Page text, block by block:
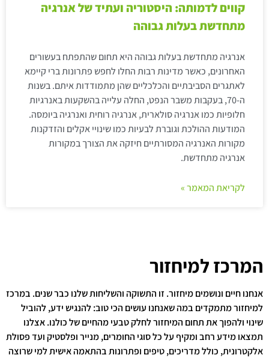
קווים לדמותה: היסטוריה ועתיד של אנרגיה
מתחדשת בעלות גבוהה
אנרגיה מתחדשת בעלות גבוהה היא תחום שהתפתח בעשורים
האחרונים, כאשר מדינות רבות החלו לחפש פתרונות ברי קיימא
לאתגרים הסביבתיים והכלכליים שהן מתמודדות איתם. בשנות
ה-70, בעקבות משבר הנפט, החלה עלייה בהשקעות באנרגיות
חלופיות כמו אנרגיה סולארית, אנרגיה רוחית ואנרגיה ביומסה.
המודעות ההולכת וגוברת לבעיות כמו שינויי אקלים והזדקנות
מקורות האנרגיה המסורתיים חיזקה את הצורך במקורות
אנרגיה מתחדשת.
לקריאת המאמר »
המרכז למיחזור
אנחנו חיים ונושמים מיחזור. זו התשוקה והשליחות שלנו כבר שנים. במרכז
למיחזור מתמקדים במה שאנחנו עושים הכי טוב: להנגיש ידע, להוביל
שינוי ולהפוך את תחום המיחזור לחלק טבעי מהחיים של כולנו. אצלנו
תמצאו מידע רחב ומקיף על כל סוגי החומרים, מנייר ופלסטיק ועד פסולת
אלקטרונית, כולל מדריכים, טיפים ופתרונות בהתאמה אישית למי שרוצה